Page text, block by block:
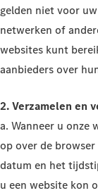
gelden niet voor
netwerken of
websites kunt
aanbieders over
2. Verzamelen en
a. Wanneer u onze
op over de
datum en het
u een website kon